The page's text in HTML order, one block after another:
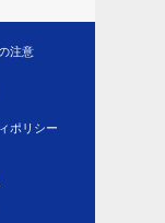
注意
ポリシー